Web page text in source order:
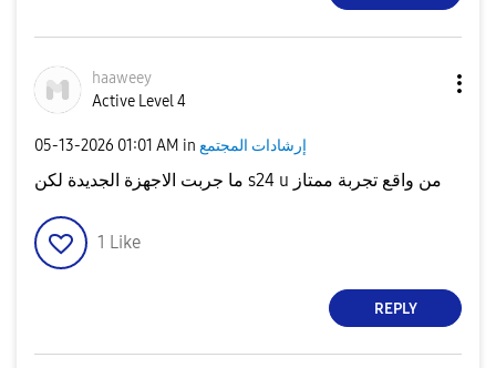
haaweey
Active Level 4
‎05-13-2026 01:01 AM in إرشادات المجتمع
ما جربت الاجهزة الجديدة لكن s24 u من واقع تجربة ممتاز
1 Like
REPLY